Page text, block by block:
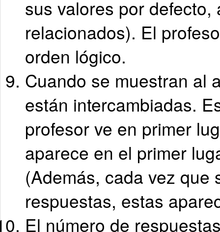
sus valores por
relacionados). El
orden lógico.
Cuando se muestran al
están intercambiadas.
profesor ve en primer
aparece en el primer
(Además, cada vez que
respuestas, estas
El número de